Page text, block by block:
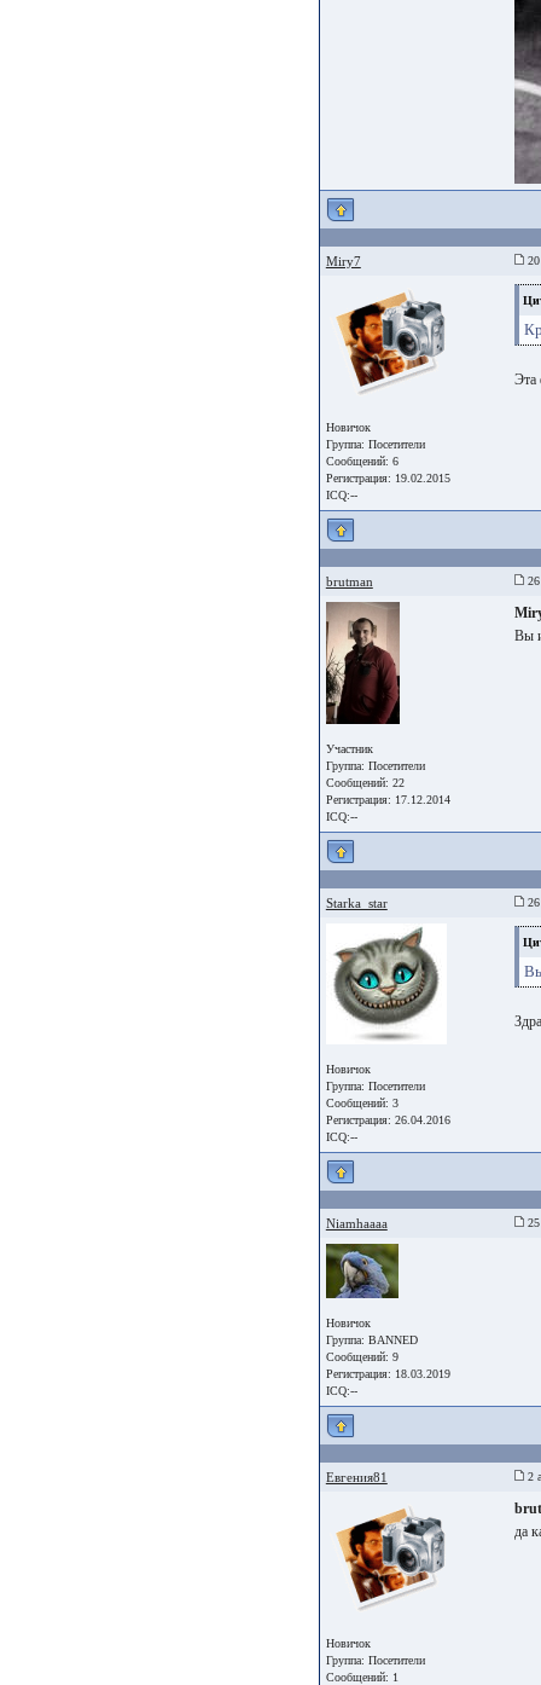
Miry7 20
Новичок
Группа: Посетители
Сообщений: 6
Регистрация: 19.02.2015
ICQ:--
Эта
brutman 26
Участник
Группа: Посетители
Сообщений: 22
Регистрация: 17.12.2014
ICQ:--
Вы
Starka_star 26
Новичок
Группа: Посетители
Сообщений: 3
Регистрация: 26.04.2016
ICQ:--
Niamhaaaa 25
Новичок
Группа: BANNED
Сообщений: 9
Регистрация: 18.03.2019
ICQ:--
Евгения81 2
Новичок
Группа: Посетители
Сообщений: 1
да